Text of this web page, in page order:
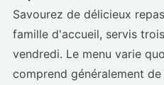
Savourez de délicieux
famille d'accueil, servis
vendredi. Le menu varie
comprend généralement